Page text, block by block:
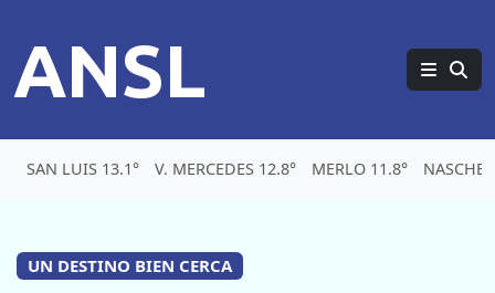
ANSL
SAN LUIS 13.1° V. MERCEDES 12.8° MERLO 11.8°
UN DESTINO BIEN CERCA